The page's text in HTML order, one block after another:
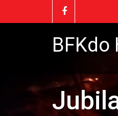
BFKdo